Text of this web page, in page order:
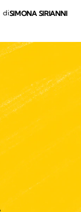
diSIMONA SIRIANNI